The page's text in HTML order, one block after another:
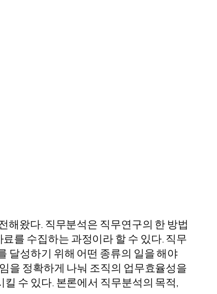
해왔다. 직무분석은 직무연구의 한 방법
를 수집하는 과정이라 할 수 있다. 직무
달성하기 위해 어떤 종류의 일을 해야
을 정확하게 나눠 조직의 업무효율성을
수 있다. 본론에서 직무분석의 목적,